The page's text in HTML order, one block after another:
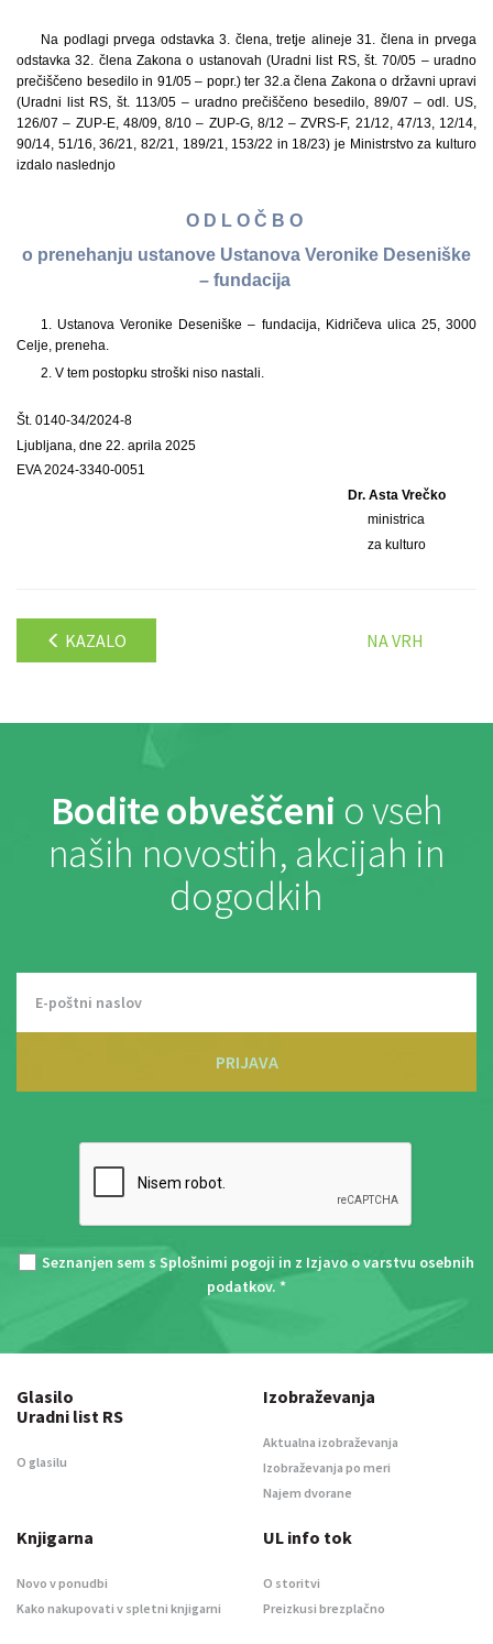
Na podlagi prvega odstavka 3. člena, tretje alineje 31. člena in prvega
odstavka 32. člena Zakona o ustanovah (Uradni list RS, št. 70/05 – uradno
prečiščeno besedilo in 91/05 – popr.) ter 32.a člena Zakona o državni upravi
(Uradni list RS, št. 113/05 – uradno prečiščeno besedilo, 89/07 – odl. US,
126/07 – ZUP-E, 48/09, 8/10 – ZUP-G, 8/12 – ZVRS-F, 21/12, 47/13, 12/14,
90/14, 51/16, 36/21, 82/21, 189/21, 153/22 in 18/23) je Ministrstvo za kulturo
izdalo naslednjo
O D L O Č B O
o prenehanju ustanove Ustanova Veronike Deseniške
– fundacija
1. Ustanova Veronike Deseniške – fundacija, Kidričeva ulica 25, 3000
Celje, preneha.
2. V tem postopku stroški niso nastali.
Št. 0140-34/2024-8
Ljubljana, dne 22. aprila 2025
EVA 2024-3340-0051
Dr. Asta Vrečko
ministrica
za kulturo
KAZALO NA VRH
Bodite obveščeni o vseh
naših novostih, akcijah in
dogodkih
PRIJAVA
Seznanjen sem s Splošnimi pogoji in z Izjavo o varstvu osebnih
podatkov. *
Glasilo
Uradni list RS
O glasilu
Izobraževanja
Aktualna izobraževanja
Izobraževanja po meri
Najem dvorane
Knjigarna
Novo v ponudbi
Kako nakupovati v spletni knjigarni
UL info tok
O storitvi
Preizkusi brezplačno